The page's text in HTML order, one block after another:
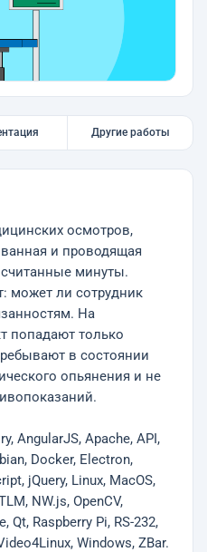
Другие работы
осмотров,
и проводящая
минуты.
может ли сотрудник
На
попадают только
в состоянии
опьянения и не
AngularJS, Apache, API,
Docker, Electron,
jQuery, Linux, MacOS,
NW.js, OpenCV,
Qt, Raspberry Pi, RS-232,
Windows, ZBar.